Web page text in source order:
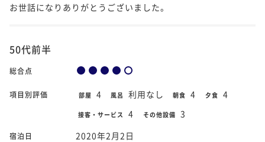
お世話になりありがとうございました。
50代前半
総合点
項目別評価 部屋 4 風呂 利用なし 朝食 4 夕食 4
接客・サービス 4 その他設備 3
宿泊日 2020年2月2日